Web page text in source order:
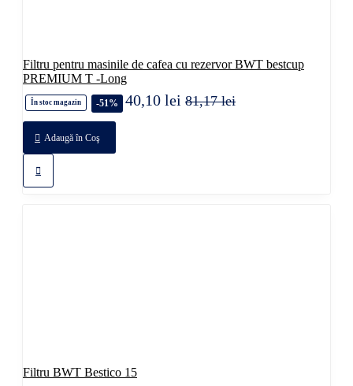
Filtru pentru masinile de cafea cu rezervor BWT bestcup
PREMIUM T -Long
În stoc magazin -51% 40,10 lei 81,17 lei
Adaugă în Coş
Filtru BWT Bestico 15